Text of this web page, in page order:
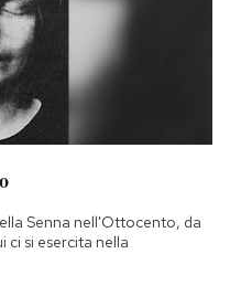
Senna nell'Ottocento, da
ci si esercita nella